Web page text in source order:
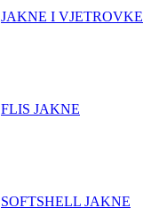
JAKNE I VJETROVKE
FLIS JAKNE
SOFTSHELL JAKNE